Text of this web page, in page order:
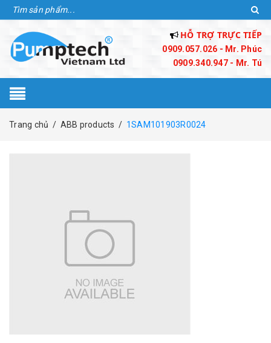
HỖ TRỢ TRỰC TIẾP
0909.057.026 - Mr. Phúc
0909.340.947 - Mr. Tú
Trang chủ / ABB products / 1SAM101903R0024